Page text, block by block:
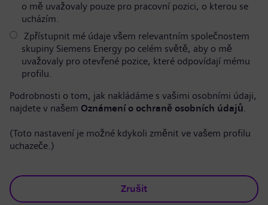
o mě uvažovaly pouze pro pracovní pozici, o kterou se
ucházím.
Zpřístupnit mé údaje všem relevantním společnostem
skupiny Siemens Energy po celém světě, aby o mě
uvažovaly pro otevřené pozice, které odpovídají mému
profilu.
Podrobnosti o tom, jak nakládáme s vašimi osobními údaji,
najdete v našem Oznámení o ochraně osobních údajů.
(Toto nastavení je možné kdykoli změnit ve vašem profilu
uchazeče.)
Zrušit